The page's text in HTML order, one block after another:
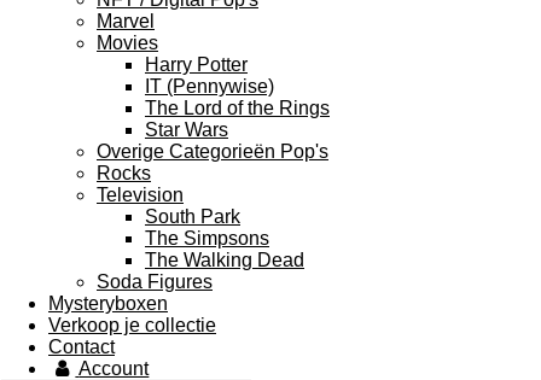
Marvel
Movies
Harry Potter
IT (Pennywise)
The Lord of the Rings
Star Wars
Overige Categorieën Pop's
Rocks
Television
South Park
The Simpsons
The Walking Dead
Soda Figures
Mysteryboxen
Verkoop je collectie
Contact
Account